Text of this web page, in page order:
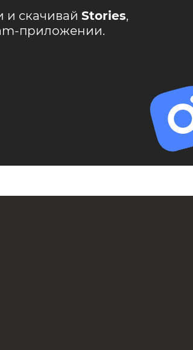
и скачивай Stories,
приложении.